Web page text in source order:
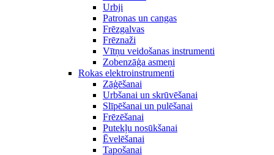
Urbji
Patronas un cangas
Frēzgalvas
Frēznaži
Vītņu veidošanas instrumenti
Zobenzāģa asmeņi
Rokas elektroinstrumenti
Zāģēšanai
Urbšanai un skrūvēšanai
Slīpēšanai un pulēšanai
Frēzēšanai
Putekļu nosūkšanai
Ēvelēšanai
Tapošanai